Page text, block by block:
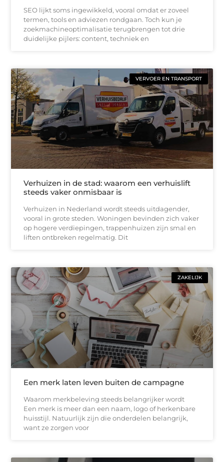
SEO lijkt soms ingewikkeld, vooral omdat er zoveel
termen, tools en adviezen rondgaan. Toch kun je
zoekmachineoptimalisatie terugbrengen tot drie
duidelijke pijlers: content, techniek en
VERVOER EN TRANSPORT
Verhuizen in de stad: waarom een verhuislift
steeds vaker onmisbaar is
Verhuizen in Nederland wordt steeds uitdagender,
vooral in grote steden. Woningen bevinden zich vaker
op hogere verdiepingen, trappenhuizen zijn smal en
liften ontbreken regelmatig. Dit
ZAKELIJK
Een merk laten leven buiten de campagne
Waarom merkbeleving steeds belangrijker wordt
Een merk is meer dan een naam, logo of herkenbare
huisstijl. Natuurlijk zijn die onderdelen belangrijk,
want ze zorgen voor